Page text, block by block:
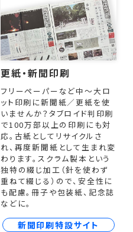
更紙・新聞印刷
フリーペーパーなど中～大ロ
ット印刷に新聞紙／更紙を使
いませんか？タブロイド判印刷
で100万部以上の印刷にも対
応。古紙としてリサイクルさ
れ、再度新聞紙として生まれ変
わります。スクラム製本という
独特の綴じ加工（針を使わず
重ねて綴じる）ので、安全性に
も配慮。冊子や包装紙、記念誌
などに。
新聞印刷特設サイト